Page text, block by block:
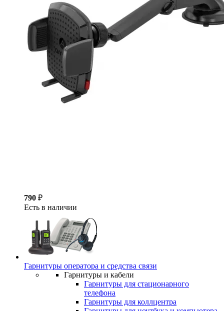
790 ₽
Есть в наличии
Гарнитуры оператора и средства связи
Гарнитуры и кабели
Гарнитуры для стационарного
телефона
Гарнитуры для коллцентра